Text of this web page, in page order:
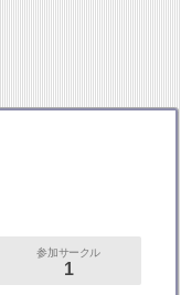
参加サークル
1